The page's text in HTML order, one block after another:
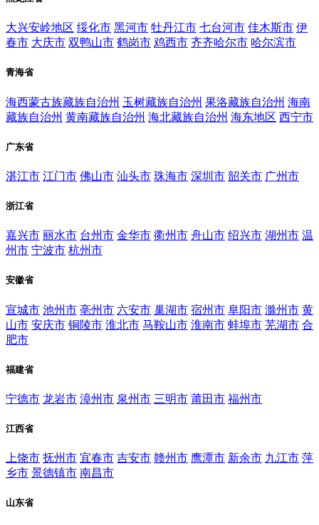
大兴安岭地区 绥化市 黑河市 牡丹江市 七台河市 佳木斯市 伊
春市 大庆市 双鸭山市 鹤岗市 鸡西市 齐齐哈尔市 哈尔滨市
青海省
海西蒙古族藏族自治州 玉树藏族自治州 果洛藏族自治州 海南
藏族自治州 黄南藏族自治州 海北藏族自治州 海东地区 西宁市
广东省
湛江市 江门市 佛山市 汕头市 珠海市 深圳市 韶关市 广州市
浙江省
嘉兴市 丽水市 台州市 金华市 衢州市 舟山市 绍兴市 湖州市 温
州市 宁波市 杭州市
安徽省
宣城市 池州市 亳州市 六安市 巢湖市 宿州市 阜阳市 滁州市 黄
山市 安庆市 铜陵市 淮北市 马鞍山市 淮南市 蚌埠市 芜湖市 合
肥市
福建省
宁德市 龙岩市 漳州市 泉州市 三明市 莆田市 福州市
江西省
上饶市 抚州市 宜春市 吉安市 赣州市 鹰潭市 新余市 九江市 萍
乡市 景德镇市 南昌市
山东省